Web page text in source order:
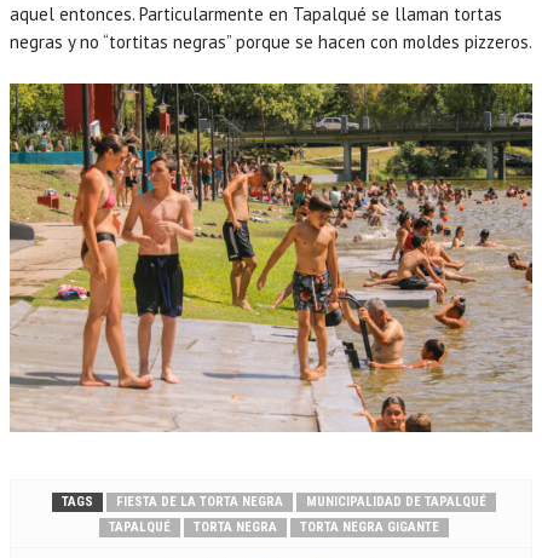
aquel entonces. Particularmente en Tapalqué se llaman tortas
negras y no “tortitas negras” porque se hacen con moldes pizzeros.
TAGS FIESTA DE LA TORTA NEGRA
MUNICIPALIDAD DE TAPALQUÉ
TAPALQUÉ
TORTA NEGRA TORTA NEGRA GIGANTE